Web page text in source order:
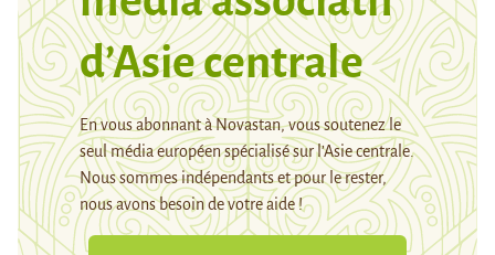
d’Asie centrale
En vous abonnant à Novastan, vous soutenez le
seul média européen spécialisé sur l’Asie centrale.
Nous sommes indépendants et pour le rester,
nous avons besoin de votre aide !